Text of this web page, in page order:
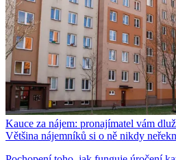
Kauce za nájem: pronajímatel vám
Většina nájemníků si o ně nikdy